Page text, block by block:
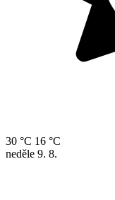
30 °C 16 °C
neděle 9. 8.